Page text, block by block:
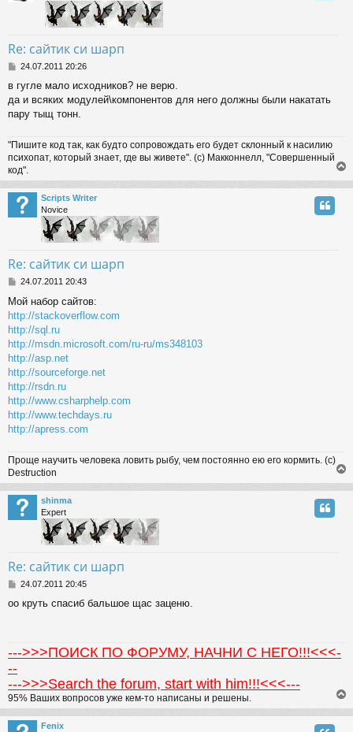
Re: сайтик си шарп
P
s
t
24.07.2011 20:26
в гугле мало исходников? не верю.
да и всяких модулей\компонентов для него должны были накатать
пару тыщ тонн.
"Пишите код так, как будто сопровождать его будет склонный к насилию
психопат, который знает, где вы живете". (с) Макконнелл, "Совершенный
код".
o
p
Scripts Writer
Novice
Re: сайтик си шарп
P
s
t
24.07.2011 20:43
Мой набор сайтов:
http://stackoverflow.com
http://sql.ru
http://msdn.microsoft.com/ru-ru/ms348103
http://asp.net
http://sourceforge.net
http://rsdn.ru
http://www.csharphelp.com
http://www.techdays.ru
http://apress.com
Проще научить человека ловить рыбу, чем постоянно ею его кормить. (с)
Destruction
o
p
shinma
Expert
Re: сайтик си шарп
P
s
24.07.2011 20:45
оо круть спасиб бальшое щас заценю.
--->>>ПОИСК ПО ФОРУМУ, НАЧНИ С НЕГО!!!<<<-
--
--->>>Search the forum, start with him!!!<<<---
95% Ваших вопросов уже кем-то написаны и решены.
o
p
Fenix